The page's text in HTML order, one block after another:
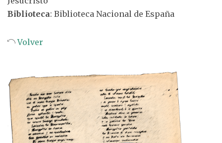
Biblioteca: Biblioteca Nacional de España
Volver